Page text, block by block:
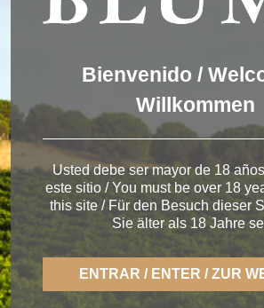
Winery
< Bodega de Rueda
Con BLUME disfrutas la fresca
Aceptar Ajustes
Bienvenido /
Willkommen
Usted debe ser mayor de 18
este sitio / You must be over 18
this site / Für den Besuch dieser
Sie älter als 18 Jahre
ENTRAR / ENTER / ZUR